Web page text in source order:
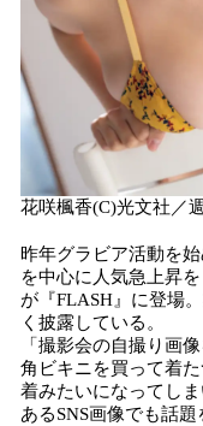
花咲楓香(C)光文社／
昨年グラビア活動を
を中心に人気急上昇
が『FLASH』に登場
く披露している。
「撮影会の自撮り画
角ビキニを買って着
着みたいになってし
あるSNS画像でも話題